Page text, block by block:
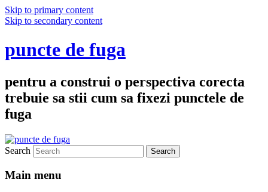
Skip to primary content
Skip to secondary content
puncte de fuga
pentru a construi o perspectiva corecta
trebuie sa stii cum sa fixezi punctele de
fuga
Search
Main menu